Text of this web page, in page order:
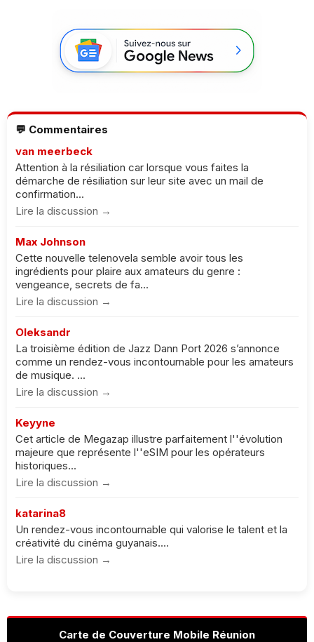
💬 Commentaires
van meerbeck
Attention à la résiliation car lorsque vous faites la
démarche de résiliation sur leur site avec un mail de
confirmation...
Lire la discussion →
Max Johnson
Cette nouvelle telenovela semble avoir tous les
ingrédients pour plaire aux amateurs du genre :
vengeance, secrets de fa...
Lire la discussion →
Oleksandr
La troisième édition de Jazz Dann Port 2026 s’annonce
comme un rendez-vous incontournable pour les amateurs
de musique. ...
Lire la discussion →
Keyyne
Cet article de Megazap illustre parfaitement l''évolution
majeure que représente l''eSIM pour les opérateurs
historiques...
Lire la discussion →
katarina8
Un rendez-vous incontournable qui valorise le talent et la
créativité du cinéma guyanais....
Lire la discussion →
Carte de Couverture Mobile Réunion